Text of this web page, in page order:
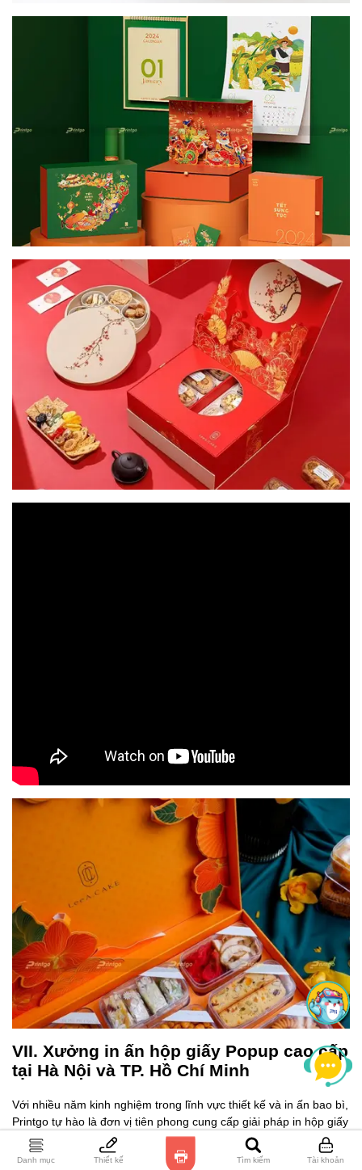
VII. Xưởng in ấn hộp giấy Popup cao cấp
tại Hà Nội và TP. Hồ Chí Minh
Với nhiều năm kinh nghiệm trong lĩnh vực thiết kế và in ấn bao bì,
Printgo tự hào là đơn vị tiên phong cung cấp giải pháp in hộp giấy
3D popup cao cấp, đáp ứng đa dạng nhu cầu thương hiệu, sự
kiện và quà tặng doanh nghiệp.
Danh mục Thiết kế Tìm kiếm Tài khoản